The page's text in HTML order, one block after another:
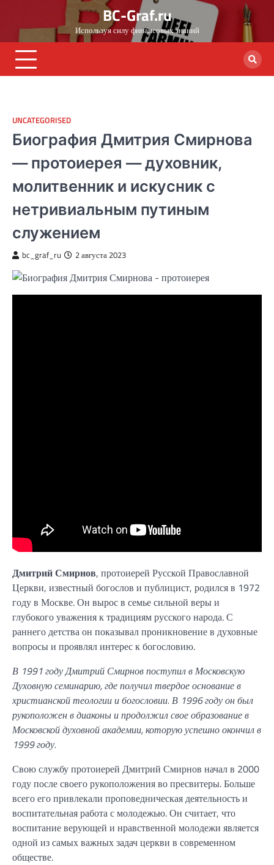
content
BC-Graf.ru
Используя силу финансовых знаний
UNCATEGORISED
Биография Дмитрия Смирнова
— протоиерея — духовник,
молитвенник и искусник с
нетривиальным путиным
служением
bc_graf_ru 2 августа 2023
Дмитрий Смирнов, протоиерей Русской Православной
Церкви, известный богослов и публицист, родился в 1972
году в Москве. Он вырос в семье сильной веры и
глубокого уважения к традициям русского народа. С
раннего детства он показывал проникновение в духовные
вопросы и проявлял интерес к богословию.
В 1991 году Дмитрий Смирнов поступил в Московскую
Духовную семинарию, где получил твердое основание в
христианской теологии и богословии. В 1996 году он был
рукоположен в диаконы и продолжил свое образование в
Московской духовной академии, которую успешно окончил в
1999 году.
Свою службу протоиерей Дмитрий Смирнов начал в 2000
году после своего рукоположения во пресвитеры. Больше
всего его привлекали проповедническая деятельность и
воспитательная работа с молодежью. Он считает, что
воспитание верующей и нравственной молодежи является
одной из самых важных задач церкви в современном
обществе.